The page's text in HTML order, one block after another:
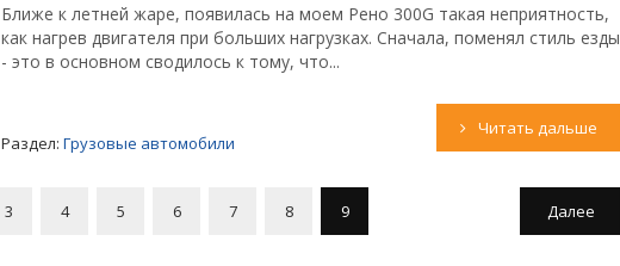
Ближе к летней жаре, появилась на моем Рено 300G такая неприятность,
как нагрев двигателя при больших нагрузках. Сначала, поменял стиль езды
- это в основном сводилось к тому, что...
Раздел: Грузовые автомобили
Читать дальше
3 4 5 6 7 8 9 Далее